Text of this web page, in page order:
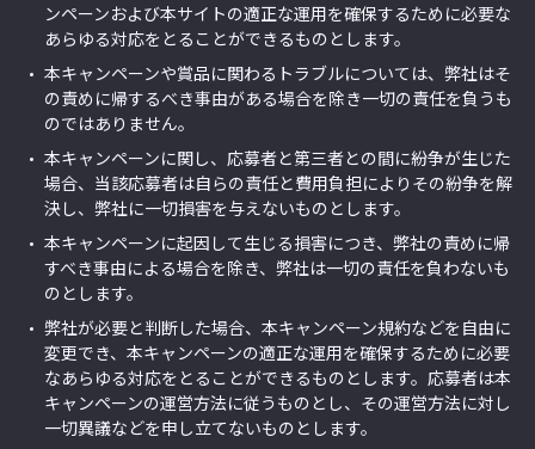
ンペーンおよび本サイトの適正な運用を確保するために必要な
あらゆる対応をとることができるものとします。
本キャンペーンや賞品に関わるトラブルについては、弊社はそ
の責めに帰するべき事由がある場合を除き一切の責任を負うも
のではありません。
本キャンペーンに関し、応募者と第三者との間に紛争が生じた
場合、当該応募者は自らの責任と費用負担によりその紛争を解
決し、弊社に一切損害を与えないものとします。
本キャンペーンに起因して生じる損害につき、弊社の責めに帰
すべき事由による場合を除き、弊社は一切の責任を負わないも
のとします。
弊社が必要と判断した場合、本キャンペーン規約などを自由に
変更でき、本キャンペーンの適正な運用を確保するために必要
なあらゆる対応をとることができるものとします。応募者は本
キャンペーンの運営方法に従うものとし、その運営方法に対し
一切異議などを申し立てないものとします。